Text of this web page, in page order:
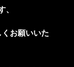
、
お願いいた